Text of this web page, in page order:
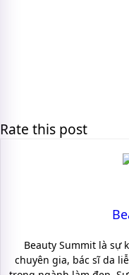
Rate this post
Beauty Summit là sự
chuyên gia, bác sĩ da